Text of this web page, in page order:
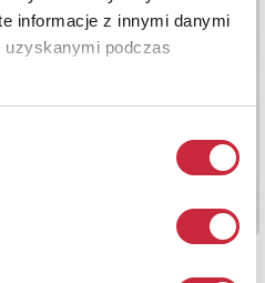
informacje z innymi danymi
podczas